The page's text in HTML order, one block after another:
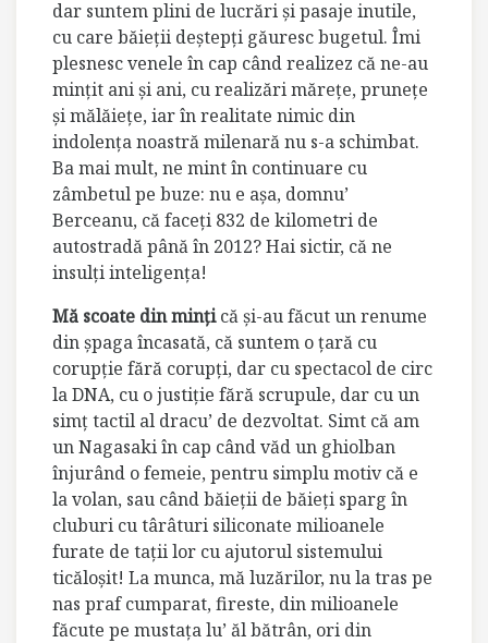
dar suntem plini de lucrări şi pasaje inutile,
cu care băieţii deştepţi găuresc bugetul. Îmi
plesnesc venele în cap când realizez că ne-au
minţit ani şi ani, cu realizări măreţe, pruneţe
şi mălăieţe, iar în realitate nimic din
indolenţa noastră milenară nu s-a schimbat.
Ba mai mult, ne mint în continuare cu
zâmbetul pe buze: nu e aşa, domnu’
Berceanu, că faceţi 832 de kilometri de
autostradă până în 2012? Hai sictir, că ne
insulţi inteligenţa!
Mă scoate din minţică şi-au făcut un renume
din şpaga încasată, că suntem o ţară cu
corupţie fără corupţi, dar cu spectacol de circ
la DNA, cu o justiţie fără scrupule, dar cu un
simţ tactil al dracu’ de dezvoltat. Simt că am
un Nagasaki în cap când văd un ghiolban
înjurând o femeie, pentru simplu motiv că e
la volan, sau când băieţii de băieţi sparg în
cluburi cu târâturi siliconate milioanele
furate de taţii lor cu ajutorul sistemului
ticăloşit! La munca, mă luzărilor, nu la tras pe
nas praf cumparat, fireste, din milioanele
făcute pe mustaţa lu’ ăl bătrân, ori din